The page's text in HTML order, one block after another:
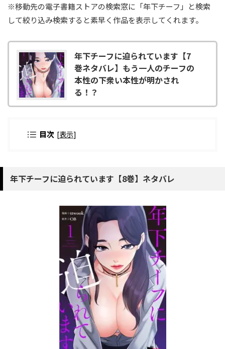
※移動先の電子書籍ストアの検索窓に「年下チーフ」と検索
して絞り込み検索すると素早く作品を表示してくれます。
年下チーフに迫られています【7
巻ネタバレ】もう一人のチーフの
本性の下衆い本性が明かされ
る！？
目次 [表示]
年下チーフに迫られています【8巻】ネタバレ